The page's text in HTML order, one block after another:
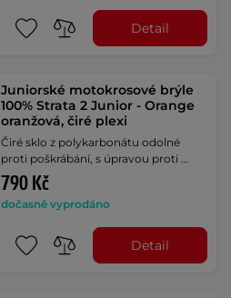
Detail
Juniorské motokrosové brýle
100% Strata 2 Junior - Orange
oranžová, čiré plexi
Čiré sklo z polykarbonátu odolné
proti poškrábání, s úpravou proti …
790 Kč
dočasně vyprodáno
Detail